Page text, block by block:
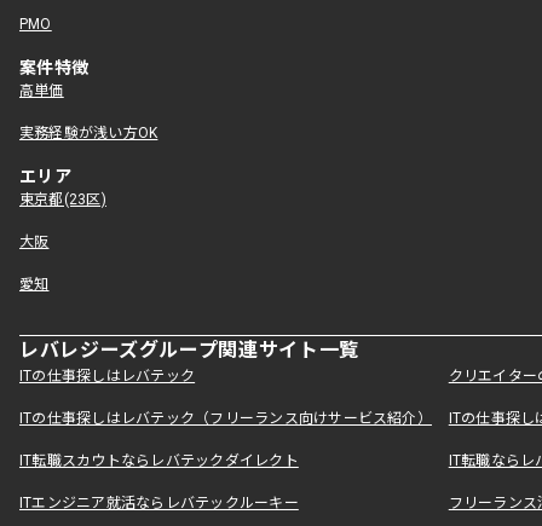
PMO
案件特徴
高単価
実務経験が浅い方OK
エリア
東京都(23区)
大阪
愛知
レバレジーズグループ関連サイト一覧
ITの仕事探しはレバテック クリエイタ
ITの仕事探しはレバテック（フリーランス向けサービス紹介） ITの仕事探
IT転職スカウトならレバテックダイレクト IT転職なら
ITエンジニア就活ならレバテックルーキー フリーラン